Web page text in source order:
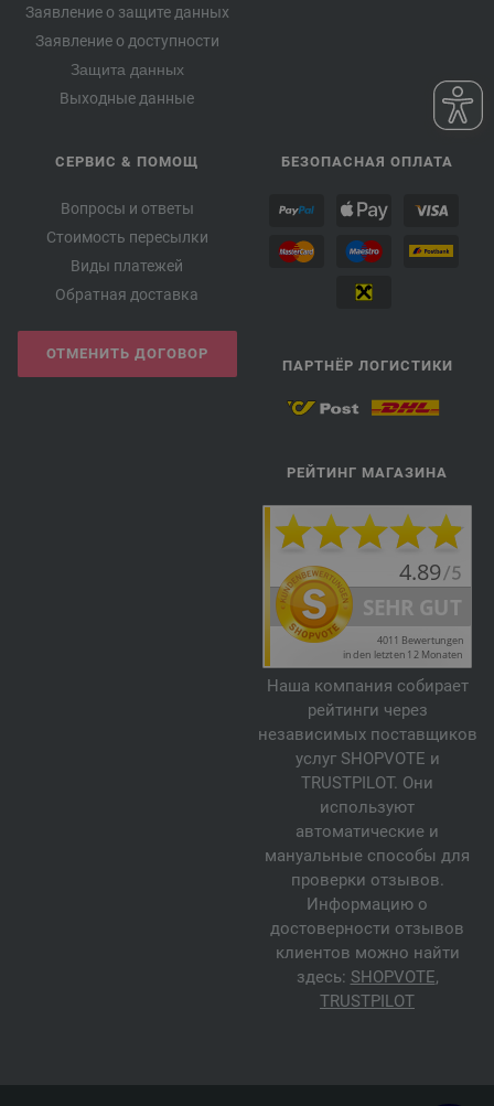
Заявление о защите данных
Заявление о доступности
Защита данных
Выходные данные
СЕРВИС & ПОМОЩ
Вопросы и ответы
Стоимость пересылки
Виды платежей
Обратная доставка
ОТМЕНИТЬ ДОГОВОР
БЕЗОПАСНАЯ ОПЛАТА
ПАРТНЁР ЛОГИСТИКИ
РЕЙТИНГ МАГАЗИНА
Наша компания собирает
рейтинги через
независимых поставщиков
услуг SHOPVOTE и
TRUSTPILOT. Они
используют
автоматические и
мануальные способы для
проверки отзывов.
Информацию о
достоверности отзывов
клиентов можно найти
здесь: SHOPVOTE,
TRUSTPILOT